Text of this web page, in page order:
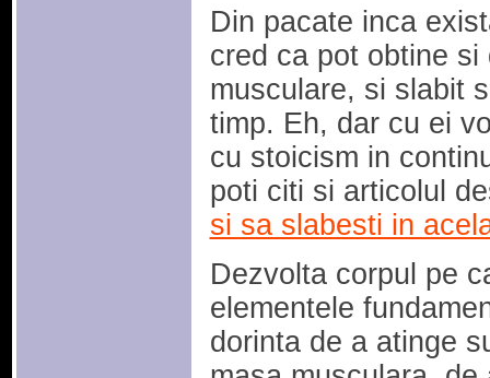
Din pacate inca
cred ca pot obtine
musculare, si slabit
timp. Eh, dar cu ei
cu stoicism in
poti citi si articolul
si sa slabesti in
Dezvolta corpul pe
elementele
dorinta de a atinge